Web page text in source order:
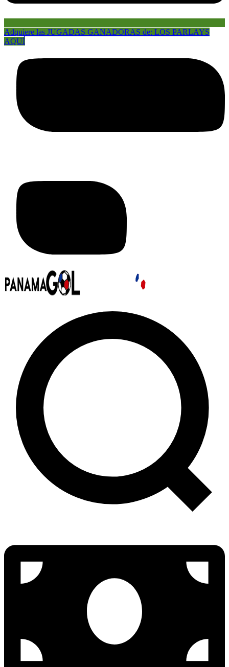
Adquiere las JUGADAS GANADORAS de: LOS PARLAYS
AQUÍ